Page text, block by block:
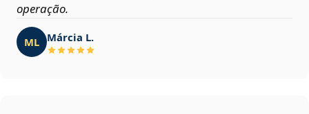
operação.
ML Márcia L.